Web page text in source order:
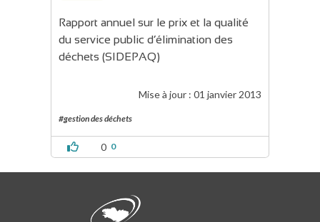
Rapport annuel sur le prix et la qualité
du service public d’élimination des
déchets (SIDEPAQ)
Mise à jour : 01 janvier 2013
#gestion des déchets
0 0